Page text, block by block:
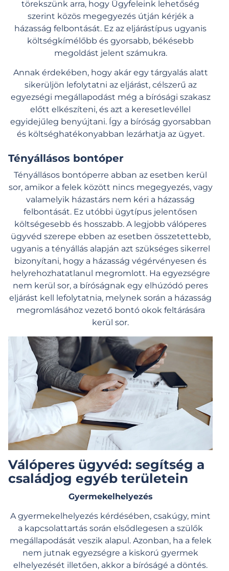
törekszünk arra, hogy Ügyfeleink lehetőség
szerint közös megegyezés útján kérjék a
házasság felbontását. Ez az eljárástípus ugyanis
költségkímélőbb és gyorsabb, békésebb
megoldást jelent számukra.
Annak érdekében, hogy akár egy tárgyalás alatt
sikerüljön lefolytatni az eljárást, célszerű az
egyezségi megállapodást még a bírósági szakasz
előtt elkészíteni, és azt a keresetlevéllel
egyidejűleg benyújtani. Így a bíróság gyorsabban
és költséghatékonyabban lezárhatja az ügyet.
Tényállásos bontóper
Tényállásos bontóperre abban az esetben kerül
sor, amikor a felek között nincs megegyezés, vagy
valamelyik házastárs nem kéri a házasság
felbontását. Ez utóbbi ügytípus jelentősen
költségesebb és hosszabb. A legjobb válóperes
ügyvéd szerepe ebben az esetben összetettebb,
ugyanis a tényállás alapján azt szükséges sikerrel
bizonyítani, hogy a házasság végérvényesen és
helyrehozhatatlanul megromlott. Ha egyezségre
nem kerül sor, a bíróságnak egy elhúzódó peres
eljárást kell lefolytatnia, melynek során a házasság
megromlásához vezető bontó okok feltárására
kerül sor.
Válóperes ügyvéd: segítség a
családjog egyéb területein
Gyermekelhelyezés
A gyermekelhelyezés kérdésében, csakúgy, mint
a kapcsolattartás során elsődlegesen a szülők
megállapodását veszik alapul. Azonban, ha a felek
nem jutnak egyezségre a kiskorú gyermek
elhelyezését illetően, akkor a bíróságé a döntés.